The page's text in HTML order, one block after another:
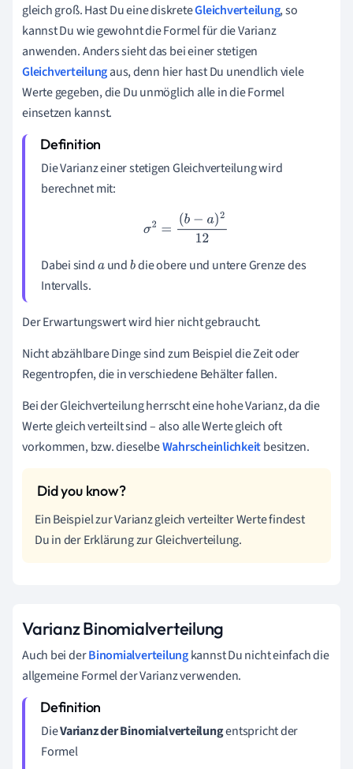
gleich groß. Hast Du eine diskreteGleichverteilung, so
kannst Du wie gewohnt die Formel für die Varianz
anwenden. Anders sieht das bei einer stetigen
Gleichverteilungaus, denn hier hast Du unendlich viele
Werte gegeben, die Du unmöglich alle in die Formel
einsetzen kannst.
Die Varianz einer stetigen Gleichverteilung wird
berechnet mit:
σ
b−a)2 12
Dabei sindaundbdie obere und untere Grenze des
Intervalls.
Der Erwartungswert wird hier nicht gebraucht.
Nicht abzählbare Dinge sind zum Beispiel die Zeit oder
Regentropfen, die in verschiedene Behälter fallen.
Bei der Gleichverteilung herrscht eine hohe Varianz, da die
Werte gleich verteilt sind – also alle Werte gleich oft
vorkommen, bzw. dieselbeWahrscheinlichkeitbesitzen.
Ein Beispiel zur Varianz gleich verteilter Werte findest
Du in der Erklärung zur Gleichverteilung.
Varianz Binomialverteilung
Auch bei derBinomialverteilungkannst Du nicht einfach die
allgemeine Formel der Varianz verwenden.
DieVarianzder Binomialverteilungentspricht der
Formel